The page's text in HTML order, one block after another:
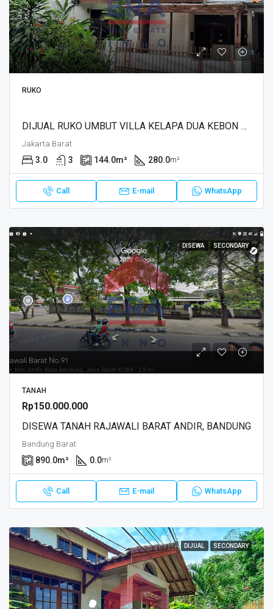
RUKO
DIJUAL RUKO UMBUT VILLA KELAPA DUA KEBON JERUK, JAKARTA
Jakarta Barat
3.0 3 144.0m² 280.0m²
Call E-mail WhatsApp
DISEWA SECONDARY
TANAH
Rp150.000.000
DISEWA TANAH RAJAWALI BARAT ANDIR, BANDUNG
Bandung Barat
890.0m² 0.0m²
Call E-mail WhatsApp
DIJUAL SECONDARY